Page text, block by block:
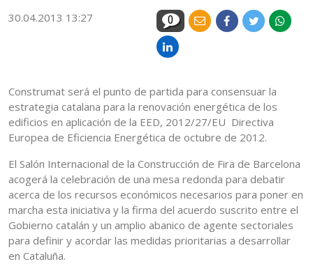
30.04.2013 13:27 0
Construmat será el punto de partida para consensuar la
estrategia catalana para la renovación energética de los
edificios en aplicación de la EED, 2012/27/EU Directiva
Europea de Eficiencia Energética de octubre de 2012.
El Salón Internacional de la Construcción de Fira de Barcelona
acogerá la celebración de una mesa redonda para debatir
acerca de los recursos económicos necesarios para poner en
marcha esta iniciativa y la firma del acuerdo suscrito entre el
Gobierno catalán y un amplio abanico de agente sectoriales
para definir y acordar las medidas prioritarias a desarrollar
en Cataluña.